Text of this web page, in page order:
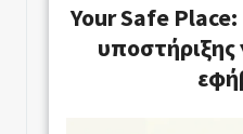
Your Safe
υποστήριξης